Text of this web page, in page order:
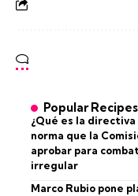
Popular Recipes
¿Qué es la
norma que la
aprobar para
irregular
Marco Rubio pone